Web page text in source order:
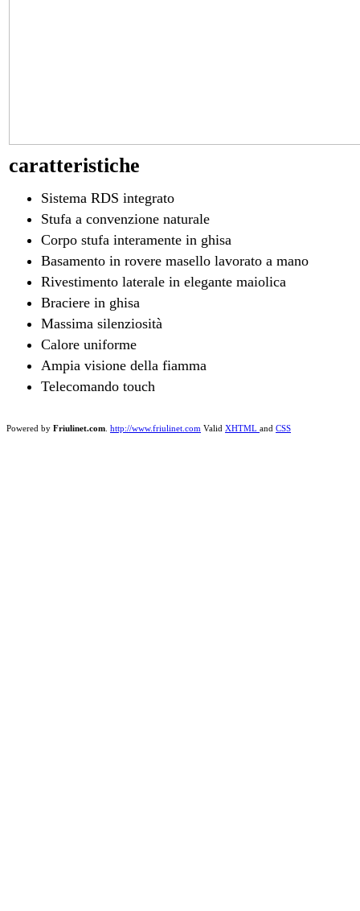
caratteristiche
Sistema RDS integrato
Stufa a convenzione naturale
Corpo stufa interamente in ghisa
Basamento in rovere masello lavorato a mano
Rivestimento laterale in elegante maiolica
Braciere in ghisa
Massima silenziosità
Calore uniforme
Ampia visione della fiamma
Telecomando touch
Powered by Friulinet.com http://www.friulinet.com Valid XHTML and CSS